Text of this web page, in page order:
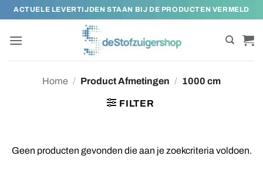
naar
inhoud
ACTUELE LEVERTIJDEN STAAN BIJ DE PRODUCTEN VERMELD
Home / Product Afmetingen / 1000 cm
FILTER
Geen producten gevonden die aan je zoekcriteria voldoen.